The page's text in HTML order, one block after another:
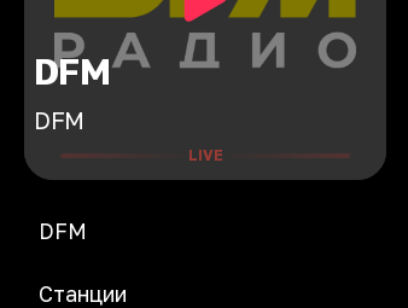
DFM
DFM
LIVE
DFM
Станции